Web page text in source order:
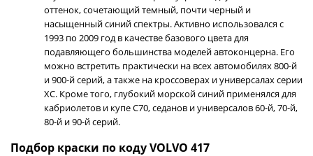
оттенок, сочетающий темный, почти черный и
насыщенный синий спектры. Активно использовался с
1993 по 2009 год в качестве базового цвета для
подавляющего большинства моделей автоконцерна. Его
можно встретить практически на всех автомобилях 800-й
и 900-й серий, а также на кроссоверах и универсалах серии
XC. Кроме того, глубокий морской синий применялся для
кабриолетов и купе C70, седанов и универсалов 60-й, 70-й,
80-й и 90-й серий.
Подбор краски по коду VOLVO 417